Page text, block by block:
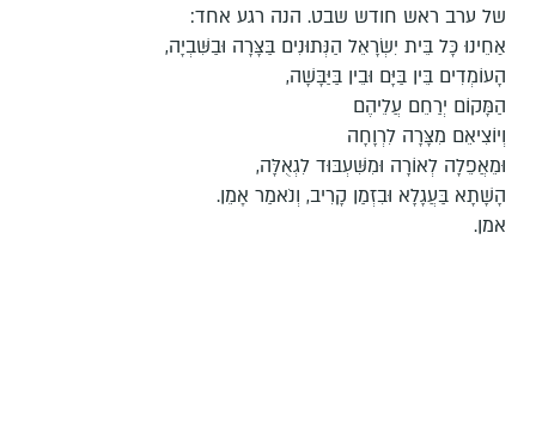
של ערב ראש חודש שבט. הנה רגע אחד:
אַחֵינוּ כָּל בֵּית יִשְׂרָאֵל הַנְּתוּנִים בַּצָּרָה וּבַשִּׁבְיָה,
הָעוֹמְדִים בֵּין בַּיָּם וּבֵין בַּיַּבָּשָׁה,
הַמָּקוֹם יְרַחֵם עֲלֵיהֶם
וְיוֹצִיאֵם מִצָּרָה לִרְוָחָה
וּמֵאֲפֵלָה לְאוֹרָה וּמִשִּׁעְבּוּד לִגְאֻלָּה,
הָשָׁתָא בַּעֲגָלָא וּבִזְמַן קָרִיב, וְנֹאמַר אָמֵן.
אמן.